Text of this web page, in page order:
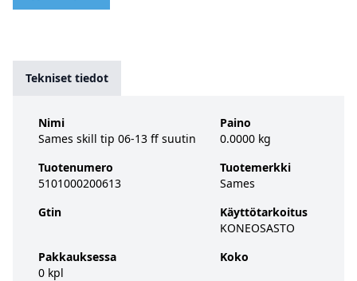
Tekniset tiedot
Nimi
Sames skill tip 06-13 ff suutin
Tuotenumero
5101000200613
Gtin
Pakkauksessa
0 kpl
Paino
0.0000 kg
Tuotemerkki
Sames
Käyttötarkoitus
KONEOSASTO
Koko